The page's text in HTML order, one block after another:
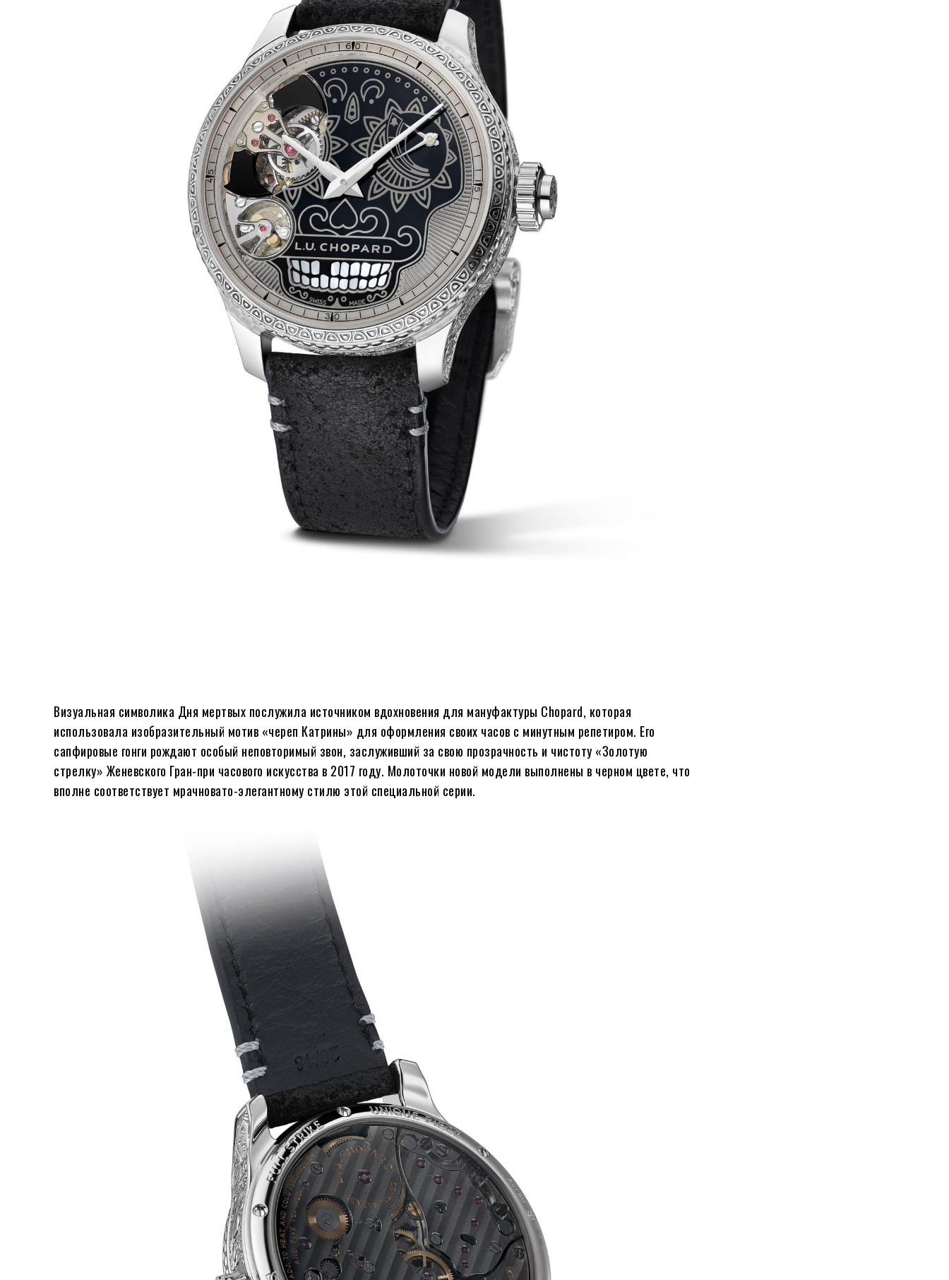
Визуальная символика Дня мертвых послужила источником вдохновения для мануфактуры Chopard, которая
использовала изобразительный мотив «череп Катрины» для оформления своих часов с минутным репетиром. Его
сапфировые гонги рождают особый неповторимый звон, заслуживший за свою прозрачность и чистоту «Золотую
стрелку» Женевского Гран-при часового искусства в 2017 году. Молоточки новой модели выполнены в черном цвете, что
вполне соответствует мрачновато-элегантному стилю этой специальной серии.